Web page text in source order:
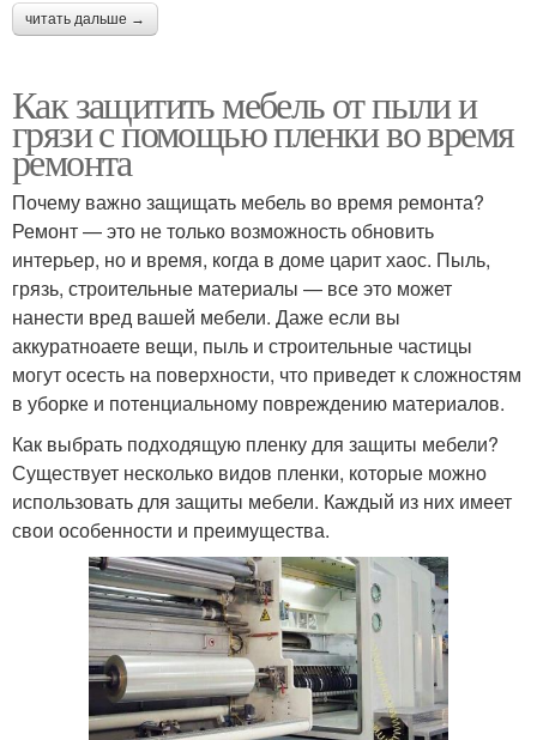
читать дальше →
Как защитить мебель от пыли и
грязи с помощью пленки во время
ремонта
Почему важно защищать мебель во время ремонта?
Ремонт — это не только возможность обновить
интерьер, но и время, когда в доме царит хаос. Пыль,
грязь, строительные материалы — все это может
нанести вред вашей мебели. Даже если вы
аккуратноаете вещи, пыль и строительные частицы
могут осесть на поверхности, что приведет к сложностям
в уборке и потенциальному повреждению материалов.
Как выбрать подходящую пленку для защиты мебели?
Существует несколько видов пленки, которые можно
использовать для защиты мебели. Каждый из них имеет
свои особенности и преимущества.